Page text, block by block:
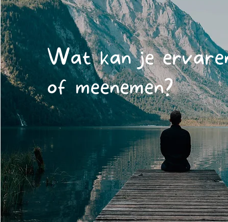
Wat kan je
of meenemen?